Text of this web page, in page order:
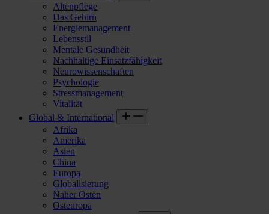
Altenpflege
Das Gehirn
Energiemanagement
Lebensstil
Mentale Gesundheit
Nachhaltige Einsatzfähigkeit
Neurowissenschaften
Psychologie
Stressmanagement
Vitalität
Global & International
Afrika
Amerika
Asien
China
Europa
Globalisierung
Naher Osten
Osteuropa